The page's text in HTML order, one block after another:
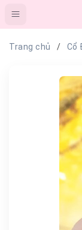
Trang chủ Cổ